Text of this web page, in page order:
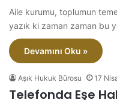
Aile kurumu, toplumun
yazık ki zaman zaman bu
Devamını Oku »
Aşık Hukuk Bürosu 17
Telefonda Eşe